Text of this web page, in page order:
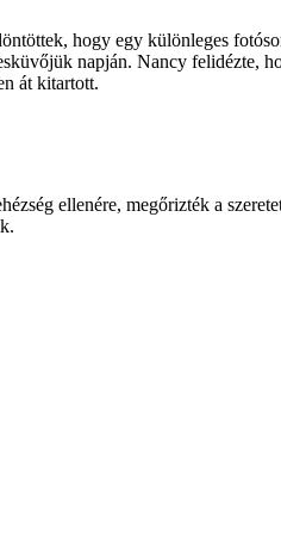
hogy egy különleges
napján. Nancy felidézte,
át kitartott.
ellenére, megőrizték a